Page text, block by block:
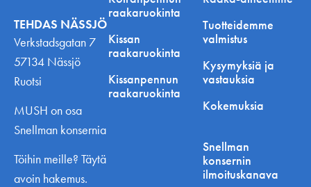
TEHDAS NÄSSJÖ
Verkstadsgatan 7
57134 Nässjö
Ruotsi
MUSH on osa
Snellman konsernia
Töihin meille? Täytä
avoin hakemus.
raakaruokinta
Kissan
raakaruokinta
Kissanpennun
raakaruokinta
Tuotteidemme
valmistus
Kysymyksiä ja
vastauksia
Kokemuksia
Snellman
konsernin
ilmoituskanava